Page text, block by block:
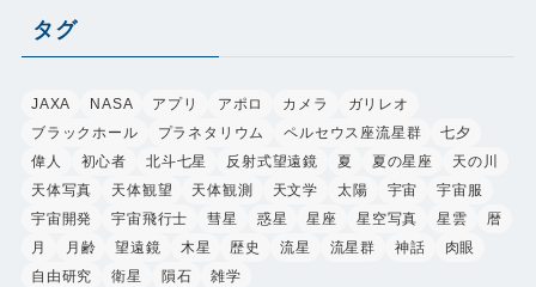
ー
タグ
JAXA NASA アプリ アポロ カメラ
ガリレオ
ブラックホール
プラネタリウム ペルセウス座流星群
七夕
偉人
初心者 北斗七星 反射式望遠鏡 夏 夏の星座
天の川
天体写真
天体観望 天体観測 天文学 太陽 宇宙
宇宙服
宇宙開発
宇宙飛行士 彗星 惑星 星座 星空写真 星雲
暦
月
月齢 望遠鏡 木星 歴史 流星 流星群 神話
肉眼
自由研究
衛星 隕石 雑学